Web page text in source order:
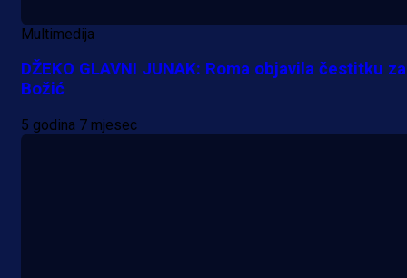
Multimedija
DŽEKO GLAVNI JUNAK: Roma objavila čestitku za
Božić
5 godina 7 mjesec